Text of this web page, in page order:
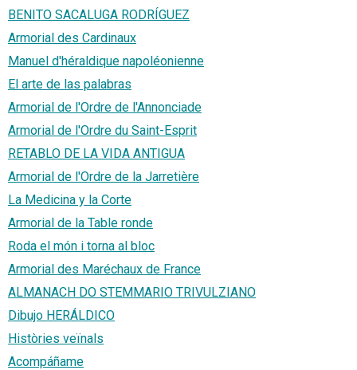
BENITO SACALUGA RODRÍGUEZ
Armorial des Cardinaux
Manuel d'héraldique napoléonienne
El arte de las palabras
Armorial de l'Ordre de l'Annonciade
Armorial de l'Ordre du Saint-Esprit
RETABLO DE LA VIDA ANTIGUA
Armorial de l'Ordre de la Jarretière
La Medicina y la Corte
Armorial de la Table ronde
Roda el món i torna al bloc
Armorial des Maréchaux de France
ALMANACH DO STEMMARIO TRIVULZIANO
Dibujo HERÁLDICO
Històries veïnals
Acompáñame